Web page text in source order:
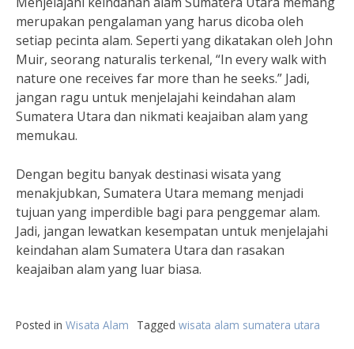
merupakan pengalaman yang harus dicoba oleh
setiap pecinta alam. Seperti yang dikatakan oleh John
Muir, seorang naturalis terkenal, “In every walk with
nature one receives far more than he seeks.” Jadi,
jangan ragu untuk menjelajahi keindahan alam
Sumatera Utara dan nikmati keajaiban alam yang
memukau.
Dengan begitu banyak destinasi wisata yang
menakjubkan, Sumatera Utara memang menjadi
tujuan yang imperdible bagi para penggemar alam.
Jadi, jangan lewatkan kesempatan untuk menjelajahi
keindahan alam Sumatera Utara dan rasakan
keajaiban alam yang luar biasa.
Posted in Wisata Alam Tagged wisata alam sumatera utara